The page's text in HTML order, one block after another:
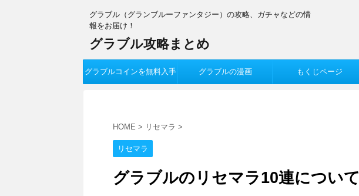
グラブル（グランブルーファンタジー）の攻略、ガチャなどの情
報をお届け！
グラブル攻略まとめ
グラブルコインを無料入手 グラブルの漫画 もくじページ
HOME > リセマラ >
リセマラ
グラブルのリセマラ10連について